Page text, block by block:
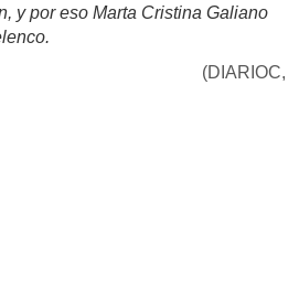
y por eso Marta Cristina Galiano
(DIARIOC,